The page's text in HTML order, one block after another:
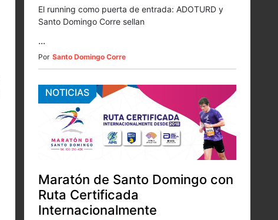
El running como puerta de entrada: ADOTURD y
Santo Domingo Corre sellan
...
Por Santo Domingo Corre
NOTICIAS
Maratón de Santo Domingo con
Ruta Certificada
Internacionalmente